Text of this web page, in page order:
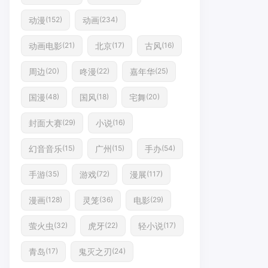
动漫(152) 动画(234)
动画电影(21) 北京(17) 古风(16)
周边 (20) 咚漫(22) 嘉年华(25)
国漫(48) 国风(18) 宅舞(20)
封面大赛(29) 小说(16)
幻音音乐(15) 广州 (15) 手办(54)
手游(35) 游戏(72) 漫展(117)
漫画(128) 灵笼(36) 电影(29)
萤火虫 (32) 虎牙(22) 轻小说(17)
青岛(17) 鬼灭之刃(24)